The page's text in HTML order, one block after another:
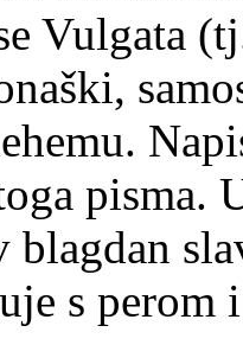
Vulgata
pisma.
s